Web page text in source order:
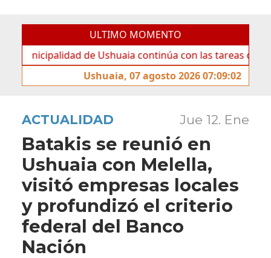
ULTIMO MOMENTO
de Ushuaia continúa con las tareas de
Ushuaia, 07 agosto 2026 07:09:02
ACTUALIDAD Jue 12. Ene
Batakis se reunió en
Ushuaia con Melella,
visitó empresas locales
y profundizó el criterio
federal del Banco
Nación